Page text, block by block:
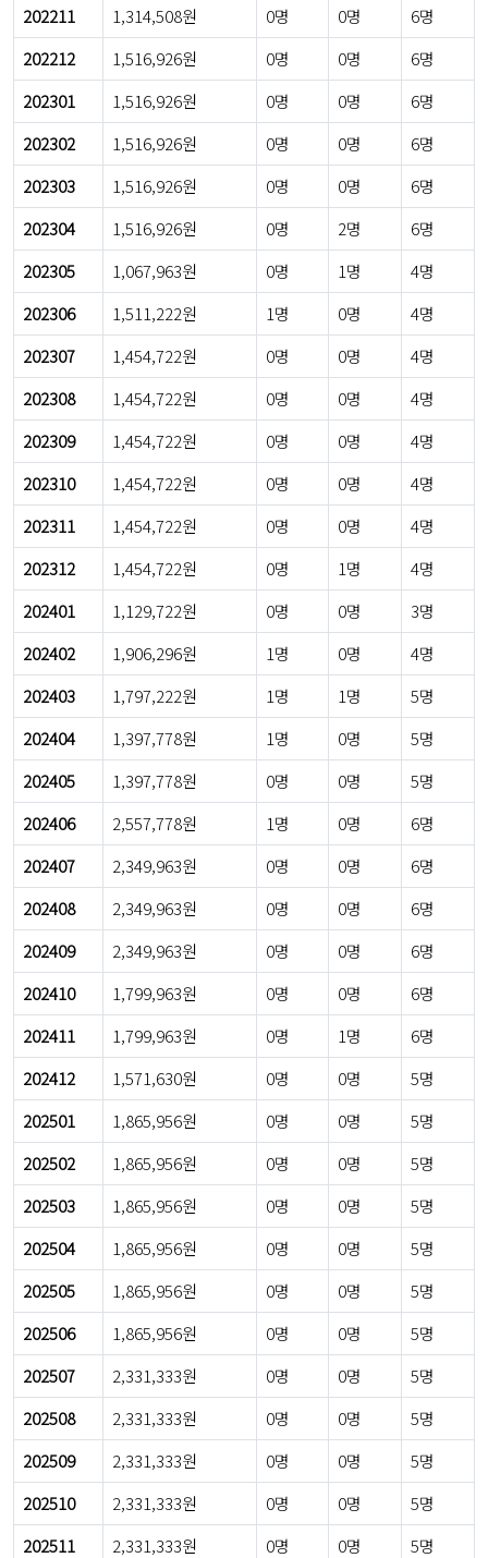
202211 1,314,508원 0명 0명
6명
202212
1,516,926원 0명 0명
6명
202301
1,516,926원 0명 0명
6명
202302
1,516,926원 0명 0명
6명
202303
1,516,926원 0명 0명
6명
202304
1,516,926원 0명 2명
6명
202305
1,067,963원 0명 1명
4명
202306
1,511,222원 1명 0명
4명
202307
1,454,722원 0명 0명
4명
202308
1,454,722원 0명 0명
4명
202309
1,454,722원 0명 0명
4명
202310
1,454,722원 0명 0명
4명
202311
1,454,722원 0명 0명
4명
202312
1,454,722원 0명 1명
4명
202401
1,129,722원 0명 0명
3명
202402
1,906,296원 1명 0명
4명
202403
1,797,222원 1명 1명
5명
202404
1,397,778원 1명 0명
5명
202405
1,397,778원 0명 0명
5명
202406
2,557,778원 1명 0명
6명
202407
2,349,963원 0명 0명
6명
202408
2,349,963원 0명 0명
6명
202409
2,349,963원 0명 0명
6명
202410
1,799,963원 0명 0명
6명
202411
1,799,963원 0명 1명
6명
202412
1,571,630원 0명 0명
5명
202501
1,865,956원 0명 0명
5명
202502
1,865,956원 0명 0명
5명
202503
1,865,956원 0명 0명
5명
202504
1,865,956원 0명 0명
5명
202505
1,865,956원 0명 0명
5명
202506
1,865,956원 0명 0명
5명
202507
2,331,333원 0명 0명
5명
202508
2,331,333원 0명 0명
5명
202509
2,331,333원 0명 0명
5명
202510
2,331,333원 0명 0명
5명
202511
2,331,333원 0명 0명
5명